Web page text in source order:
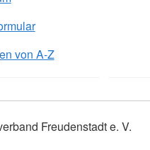
von A-Z
Freudenstadt e. V.